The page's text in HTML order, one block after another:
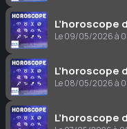
L’horoscope
Le 09/05/2026 à
L’horoscope
Le 08/05/2026 à
L’horoscope